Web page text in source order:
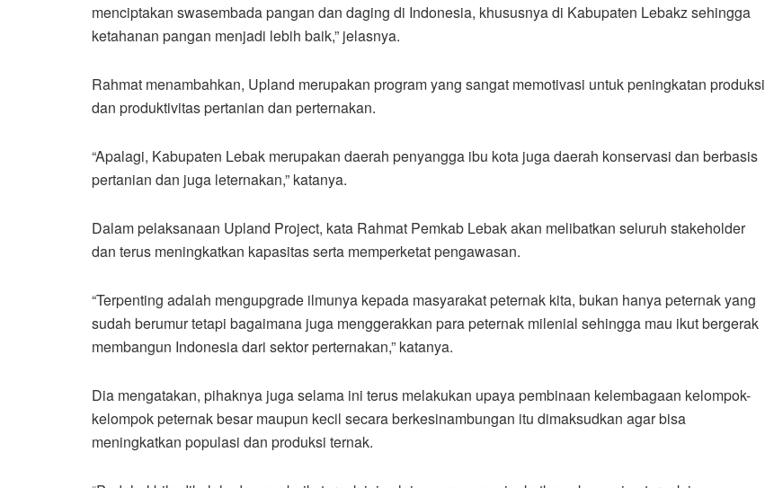
menciptakan swasembada pangan dan daging di Indonesia, khususnya di Kabupaten Lebakz sehingga
ketahanan pangan menjadi lebih baik,” jelasnya.
Rahmat menambahkan, Upland merupakan program yang sangat memotivasi untuk peningkatan produksi
dan produktivitas pertanian dan perternakan.
“Apalagi, Kabupaten Lebak merupakan daerah penyangga ibu kota juga daerah konservasi dan berbasis
pertanian dan juga leternakan,” katanya.
Dalam pelaksanaan Upland Project, kata Rahmat Pemkab Lebak akan melibatkan seluruh stakeholder
dan terus meningkatkan kapasitas serta memperketat pengawasan.
“Terpenting adalah mengupgrade ilmunya kepada masyarakat peternak kita, bukan hanya peternak yang
sudah berumur tetapi bagaimana juga menggerakkan para peternak milenial sehingga mau ikut bergerak
membangun Indonesia dari sektor perternakan,” katanya.
Dia mengatakan, pihaknya juga selama ini terus melakukan upaya pembinaan kelembagaan kelompok-
kelompok peternak besar maupun kecil secara berkesinambungan itu dimaksudkan agar bisa
meningkatkan populasi dan produksi ternak.